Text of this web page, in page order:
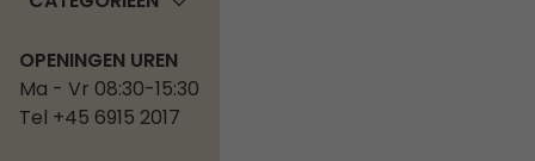
OPENINGEN UREN
Ma - Vr 08:30-15:30
Tel +45 6915 2017